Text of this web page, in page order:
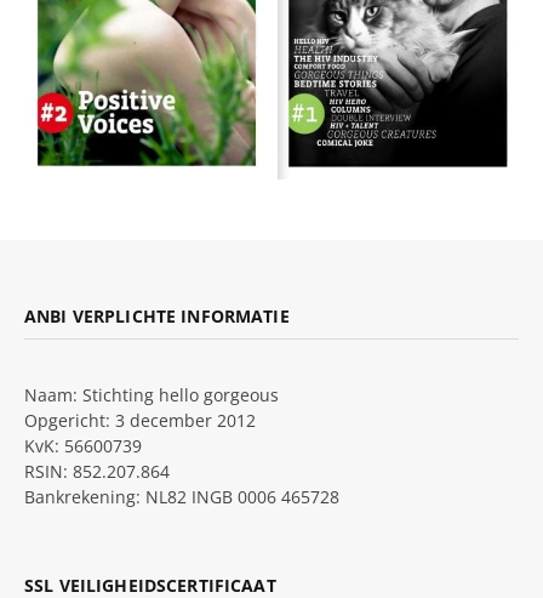
ANBI VERPLICHTE INFORMATIE
Naam: Stichting hello gorgeous
Opgericht: 3 december 2012
KvK: 56600739
RSIN: 852.207.864
Bankrekening: NL82 INGB 0006 465728
SSL VEILIGHEIDSCERTIFICAAT